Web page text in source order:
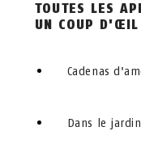
TOUTES LES
UN COUP
Cadenas
Dans le jardin